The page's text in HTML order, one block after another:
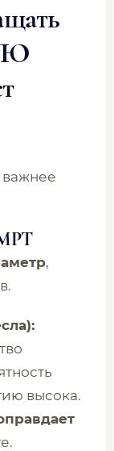
важнее
,
высока.